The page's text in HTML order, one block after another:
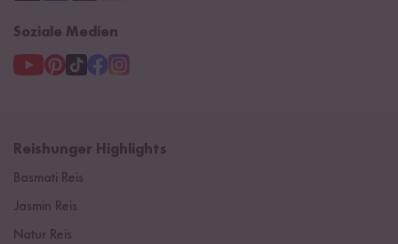
Soziale Medien
Reishunger Highlights
Basmati Reis
Jasmin Reis
Natur Reis